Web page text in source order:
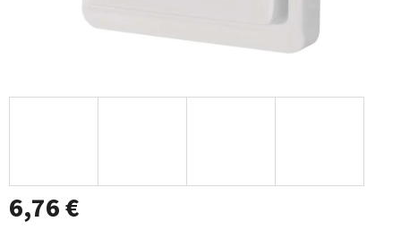
6,76 €